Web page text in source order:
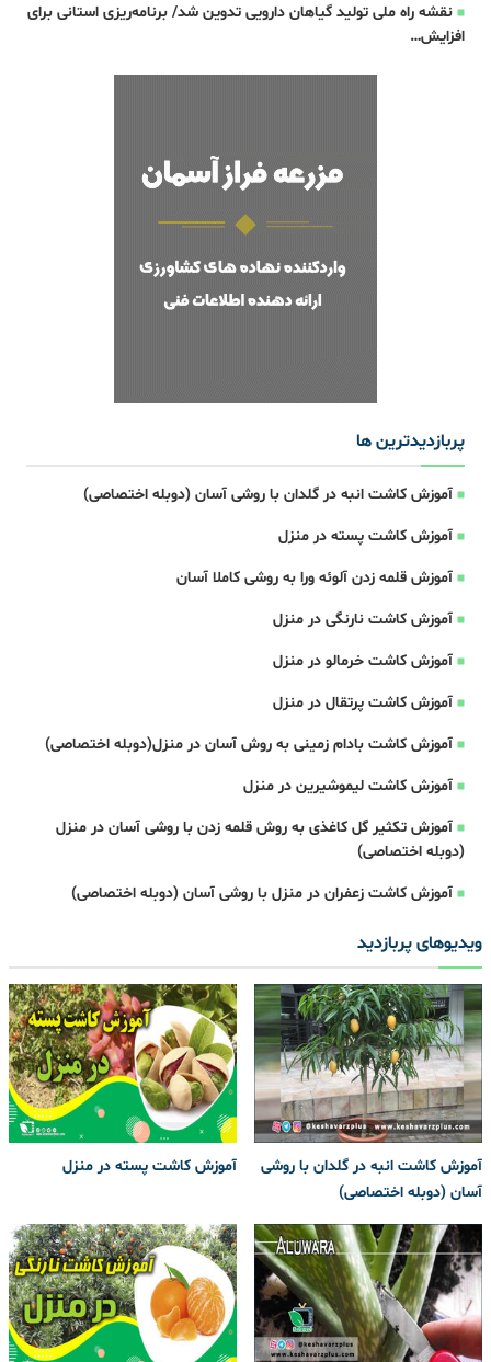
نقشه راه ملی تولید گیاهان دارویی تدوین شد/ برنامه‌ریزی استانی برای
افزایش…
پربازدیدترین ها
آموزش کاشت انبه در گلدان با روشی آسان (دوبله اختصاصی)
آموزش کاشت پسته در منزل
آموزش قلمه زدن آلوئه ورا به روشی کاملا آسان
آموزش کاشت نارنگی در منزل
آموزش کاشت خرمالو در منزل
آموزش کاشت پرتقال در منزل
آموزش کاشت بادام زمینی به روش آسان در منزل(دوبله اختصاصی)
آموزش کاشت لیموشیرین در منزل
آموزش تکثیر گل کاغذی به روش قلمه زدن با روشی آسان در منزل
(دوبله اختصاصی)
آموزش کاشت زعفران در منزل با روشی آسان (دوبله اختصاصی)
ویدیوهای پربازدید
آموزش کاشت انبه در گلدان با روشی
آسان (دوبله اختصاصی)
آموزش کاشت پسته در منزل